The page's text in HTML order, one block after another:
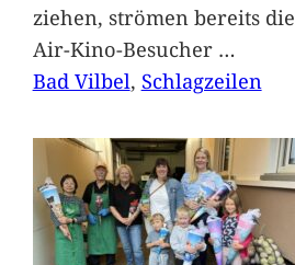
ziehen, strömen bereits
Air-Kino-Besucher …
Bad Vilbel, Schlagzeilen